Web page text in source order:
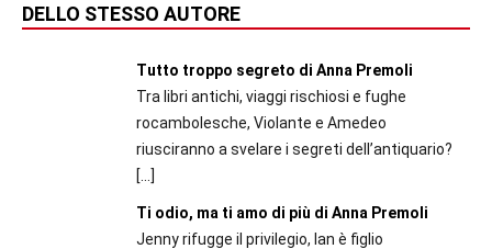
DELLO STESSO AUTORE
Tutto troppo segreto di Anna Premoli
Tra libri antichi, viaggi rischiosi e fughe
rocambolesche, Violante e Amedeo
riusciranno a svelare i segreti dell’antiquario?
[…]
Ti odio, ma ti amo di più di Anna Premoli
Jenny rifugge il privilegio, Ian è figlio